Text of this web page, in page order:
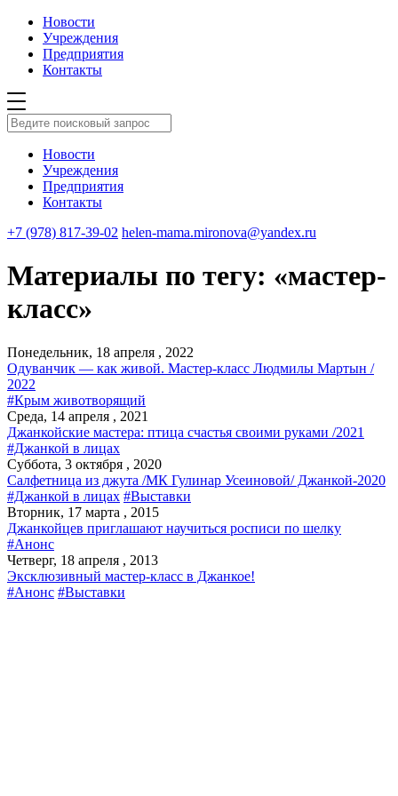
Новости
Учреждения
Предприятия
Контакты
Новости
Учреждения
Предприятия
Контакты
+7 (978) 817-39-02 helen-mama.mironova@yandex.ru
Материалы по тегу: «мастер-
класс»
Понедельник, 18 апреля , 2022
Одуванчик — как живой. Мастер-класс Людмилы Мартын /
2022
#Крым животворящий
Среда, 14 апреля , 2021
Джанкойские мастера: птица счастья своими руками /2021
#Джанкой в лицах
Суббота, 3 октября , 2020
Салфетница из джута /МК Гулинар Усеиновой/ Джанкой-2020
#Джанкой в лицах #Выставки
Вторник, 17 марта , 2015
Джанкойцев приглашают научиться росписи по шелку
#Анонс
Четверг, 18 апреля , 2013
Эксклюзивный мастер-класс в Джанкое!
#Анонс #Выставки